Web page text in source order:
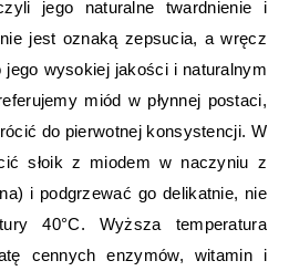
jego naturalne twardnienie i
jest oznaką zepsucia, a wręcz
wysokiej jakości i naturalnym
miód w płynnej postaci,
do pierwotnej konsystencji. W
słoik z miodem w naczyniu z
i podgrzewać go delikatnie, nie
40°C. Wyższa temperatura
cennych enzymów, witamin i